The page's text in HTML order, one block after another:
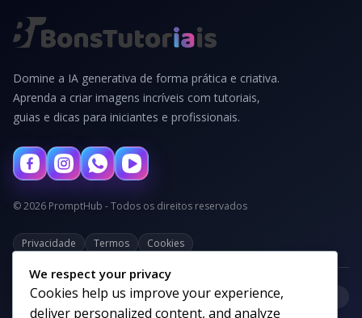
Domine a IA generativa de forma prática e criativa.
Aprenda a criar imagens incríveis com tutoriais,
guias e dicas para iniciantes e profissionais.
© 2026 PromptHub - Todos os direitos reservados
Privacidade Termos Cookies
Categorias
We respect your privacy
Cookies help us improve your experience,
deliver personalized content, and analyze